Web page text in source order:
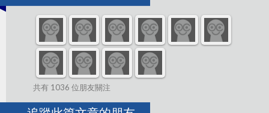
共有 1036 位朋友關注